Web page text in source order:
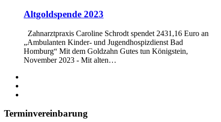
Altgoldspende 2023
Zahnarztpraxis Caroline Schrodt spendet 2431,16 Euro an
„Ambulanten Kinder- und Jugendhospizdienst Bad
Homburg“ Mit dem Goldzahn Gutes tun Königstein,
November 2023 - Mit alten…
Terminvereinbarung